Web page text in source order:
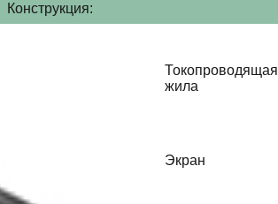
Конструкция:
Токопроводящая
жила
Экран